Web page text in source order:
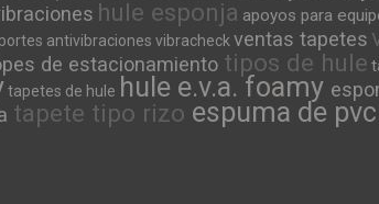
hule esponja apoyos para
antivibraciones vibracheck ventas tapetes
de estacionamiento tipos de hule
tapetes de hule hule e.v.a. foamy
tapete tipo rizo espuma de pvc